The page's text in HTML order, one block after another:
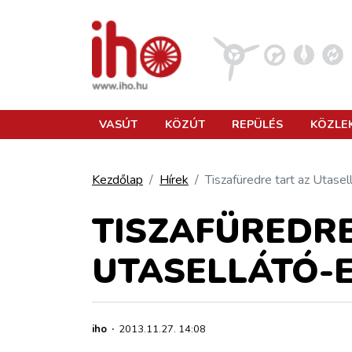
KÖZLEKEDÉSFEJLESZTÉS
ELLÁTÁSI LÁNC
VASÚT KÖZÚT REPÜLÉS
Kezdőlap Hírek Tiszafüredre tart az
UTASELLÁTÓ-
iho · 2013.11.27. 14:08